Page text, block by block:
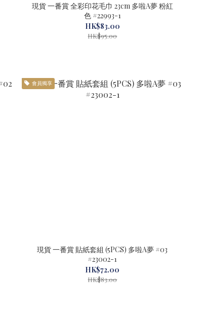
現貨 一番賞 全彩印花毛巾 23cm 多啦A夢 粉紅
色 #22993-1
HK$83.00
HK$95.00
會員獨享
現貨 一番賞 貼紙套組 (5PCS) 多啦A夢 #03
#23002-1
HK$72.00
HK$83.00